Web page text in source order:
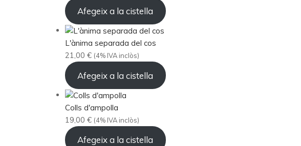
Afegeix a la cistella
L'ànima separada del cos
21,00 € (4% IVA inclòs)
Afegeix a la cistella
Colls d'ampolla
19,00 € (4% IVA inclòs)
Afegeix a la cistella